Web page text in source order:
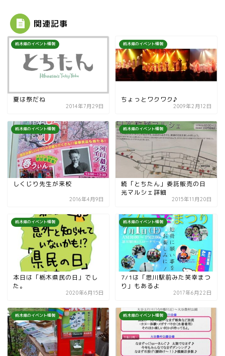
関連記事
栃木県のイベント情報
夏は祭だね
2014年7月29日
栃木県のイベント情報
ちょっとワクワク♪
2009年2月12日
栃木県のイベント情報
しくじり先生が来校
2016年4月9日
栃木県のイベント情報
続「とちたん」委託販売の日
光マルシェ詳細
2015年11月20日
栃木県のイベント情報
本日は「栃木県民の日」でし
た。
2020年6月15日
栃木県のイベント情報
7/1は「思川駅前みた笑幸まつ
り」もあるよ
2017年6月22日
栃木県のイベント情報 栃木県のイベント情報